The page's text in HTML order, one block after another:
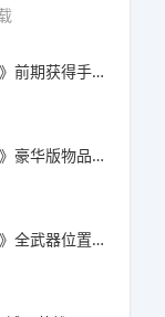
《生化危机9》前期获得手枪方法
《生化危机9》豪华版物品领取方法
《生化危机9》全武器位置及解锁方法